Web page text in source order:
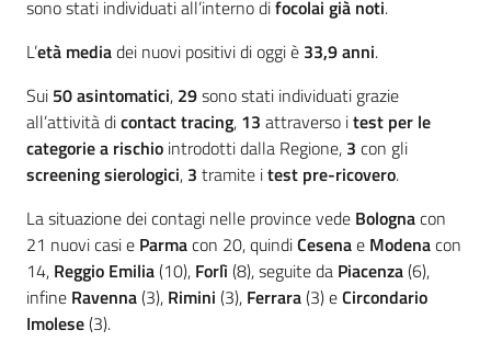
sono stati individuati all’interno difocolai già noti.
L’età mediadei nuovi positivi di oggi è 33,9anni.
Sui 50asintomatici, 29sono stati individuati grazie
all’attività dicontact tracing, 13 attraverso itest per le
categorie a rischio introdotti dalla Regione, 3 con gli
screening sierologici, 3 tramite itest pre-ricovero.
La situazione dei contagi nelle province vede Bolognacon
21 nuovi casi e Parmacon 20, quindiCesenae Modenacon
14, Reggio Emilia(10), Forlì(8), seguite da Piacenza(6),
infine Ravenna(3), Rimini (3), Ferrara(3) eCircondario
Imolese(3).